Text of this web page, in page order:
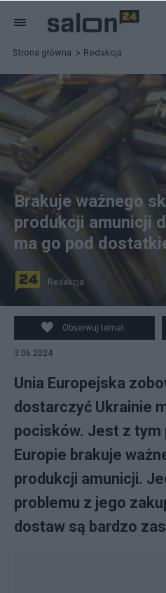
Strona główna Redakcja
fot. Pixabay
Brakuje ważnego
produkcji amunicji
ma go pod
Redakcja
Obserwuj temat
3.06.2024
Unia Europejska
dostarczyć Ukrainie
pocisków. Jest z tym
Europie brakuje
produkcji amunicji.
problemu z jego
dostaw są bardzo